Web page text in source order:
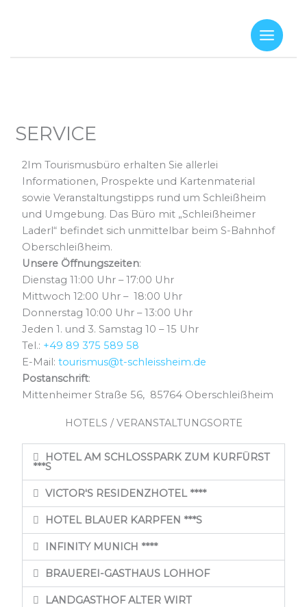
SERVICE
2Im Tourismusbüro erhalten Sie allerlei
Informationen, Prospekte und Kartenmaterial
sowie Veranstaltungstipps rund um Schleißheim
und Umgebung. Das Büro mit „Schleißheimer
Laderl“ befindet sich unmittelbar beim S-Bahnhof
Oberschleißheim.
Unsere Öffnungszeiten:
Dienstag 11:00 Uhr – 17:00 Uhr
Mittwoch 12:00 Uhr – 18:00 Uhr
Donnerstag 10:00 Uhr – 13:00 Uhr
Jeden 1. und 3. Samstag 10 – 15 Uhr
Tel.: +49 89 375 589 58
E-Mail:tourismus@t-schleissheim.de
Postanschrift:
Mittenheimer Straße 56, 85764 Oberschleißheim
HOTELS / VERANSTALTUNGSORTE
HOTEL AM SCHLOSSPARK ZUM KURFÜRST
***S
VICTOR'S RESIDENZHOTEL ****
HOTEL BLAUER KARPFEN ***S
INFINITY MUNICH ****
BRAUEREI-GASTHAUS LOHHOF
LANDGASTHOF ALTER WIRT